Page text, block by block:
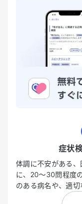
症状
体調に不安がある
に、20〜30問程度
のある病名や、適切